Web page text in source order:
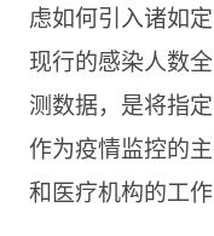
虑如何引入诸如
现行的感染人数
测数据，是将指
作为疫情监控的
和医疗机构的工作